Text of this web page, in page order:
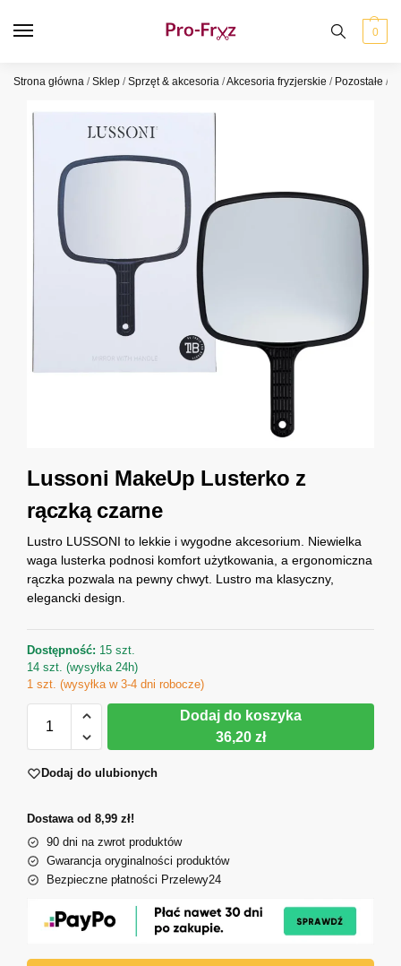
0
Strona główna /Sklep /Sprzęt & akcesoria /Akcesoria fryzjerskie / Pozostałe /
Lussoni MakeUp Lusterko z
rączką czarne
Lustro LUSSONI to lekkie i wygodne akcesorium. Niewielka
waga lusterka podnosi komfort użytkowania, a ergonomiczna
rączka pozwala na pewny chwyt. Lustro ma klasyczny,
elegancki design.
Dostępność: 15 szt.
14 szt. (wysyłka 24h)
1 szt. (wysyłka w 3-4 dni robocze)
Dodaj do koszyka
36,20 zł
Dodaj do ulubionych
Dostawa od 8,99 zł!
90 dni na zwrot produktów
Gwarancja oryginalności produktów
Bezpieczne płatności Przelewy24